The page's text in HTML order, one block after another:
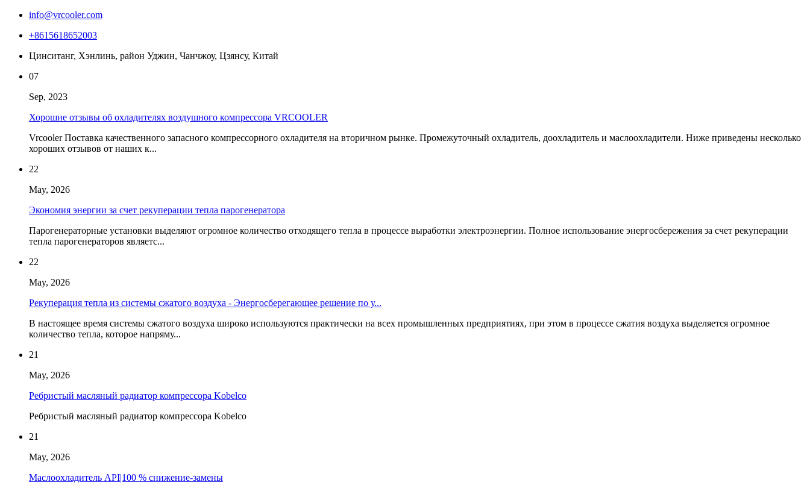
info@vrcooler.com
+8615618652003
Цинситанг, Хэнлинь, район Уджин, Чанчжоу, Цзянсу, Китай
07
Sep, 2023
Хорошие отзывы об охладителях воздушного компрессора VRCOOLER
Vrcooler Поставка качественного запасного компрессорного охладителя на вторичном рынке. Промежуточный охладитель, доохладитель и маслоохладители. Ниже приведены несколько
хороших отзывов от наших к...
22
May, 2026
Экономия энергии за счет рекуперации тепла парогенератора
Парогенераторные установки выделяют огромное количество отходящего тепла в процессе выработки электроэнергии. Полное использование энергосбережения за счет рекуперации
тепла парогенераторов являетс...
22
May, 2026
Рекуперация тепла из системы сжатого воздуха - Энергосберегающее решение по у...
В настоящее время системы сжатого воздуха широко используются практически на всех промышленных предприятиях, при этом в процессе сжатия воздуха выделяется огромное
количество тепла, которое напряму...
21
May, 2026
Ребристый масляный радиатор компрессора Kobelco
Ребристый масляный радиатор компрессора Kobelco
21
May, 2026
Маслоохладитель API|100 % снижение-замены